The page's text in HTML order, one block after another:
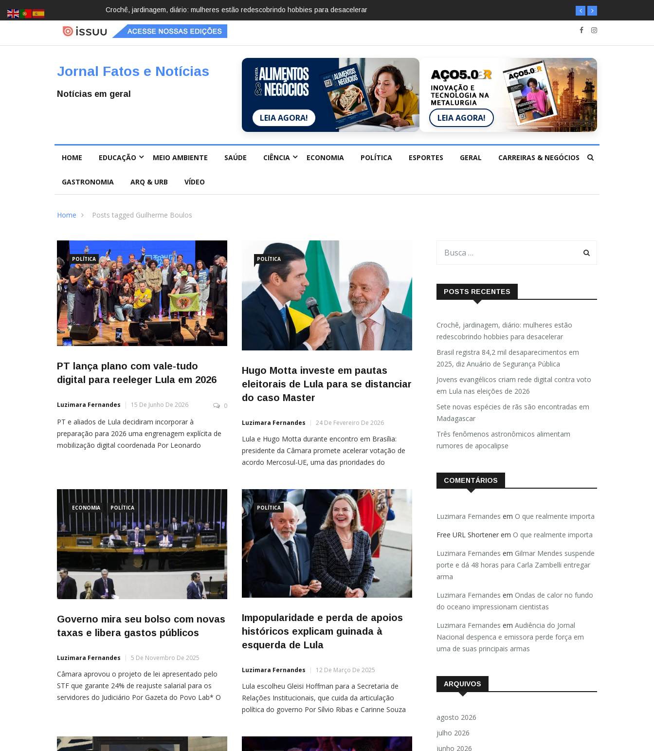
Brasil registra 84,2 mil desaparecimentos em 2025, diz Anuário de Segurança Pública
Jornal Fatos e Notícias
Notícias em geral
LEIA AGORA! LEIA AGORA!
HOME EDUCAÇÃO MEIO AMBIENTE SAÚDE CIÊNCIA ECONOMIA POLÍTICA ESPORTES GERAL CARREIRAS & NEGÓCIOS
GASTRONOMIA ARQ & URB VÍDEO
Home Posts tagged Guilherme Boulos
POLÍTICA
PT lança plano com vale-tudo
digital para reeleger Lula em 2026
Luzimara Fernandes 15 De Junho De 2026 0
PT e aliados de Lula decidiram incorporar à
preparação para 2026 uma engrenagem explícita de
mobilização digital coordenada Por Leonardo
POLÍTICA
Hugo Motta investe em pautas
eleitorais de Lula para se distanciar
do caso Master
Luzimara Fernandes 24 De Fevereiro De 2026
Lula e Hugo Motta durante encontro em Brasília:
presidente da Câmara promete acelerar votação de
acordo Mercosul-UE, uma das prioridades do
PB), pretende acelerar a tramitação de pautas
consideradas estratégicas para o governo de Luiz
Inácio Lula da Silva (PT), nas próximas semanas,
ECONOMIA POLÍTICA
Governo mira seu bolso com novas
taxas e libera gastos públicos
Luzimara Fernandes 5 De Novembro De 2025
Câmara aprovou o projeto de lei apresentado pelo
STF que garante 24% de reajuste salarial para os
servidores do Judiciário Por Gazeta do Povo Lab* O
reajuste de 24% para o […]
POLÍTICA
Impopularidade e perda de apoios
históricos explicam guinada à
esquerda de Lula
Luzimara Fernandes 12 De Março De 2025
Lula escolheu Gleisi Hoffman para a Secretaria de
Relações Institucionais, que cuida da articulação
política do governo Por Sílvio Ribas e Carinne Souza
deputada Gleisi Hoffmann (PR), como nova ministra
POSTS RECENTES
Crochê, jardinagem, diário: mulheres estão
redescobrindo hobbies para desacelerar
Brasil registra 84,2 mil desaparecimentos em
2025, diz Anuário de Segurança Pública
Jovens evangélicos criam rede digital contra voto
em Lula nas eleições de 2026
Sete novas espécies de rãs são encontradas em
Madagascar
Três fenômenos astronômicos alimentam
rumores de apocalipse
COMENTÁRIOS
Luzimara Fernandes em O que realmente importa
Free URL Shortener em O que realmente importa
Luzimara Fernandes em Gilmar Mendes suspende
porte e dá 48 horas para Carla Zambelli entregar
arma
Luzimara Fernandes em Ondas de calor no fundo
do oceano impressionam cientistas
Luzimara Fernandes em Audiência do Jornal
Nacional despenca e emissora perde força em
uma de suas principais armas
ARQUIVOS
agosto 2026
julho 2026
junho 2026